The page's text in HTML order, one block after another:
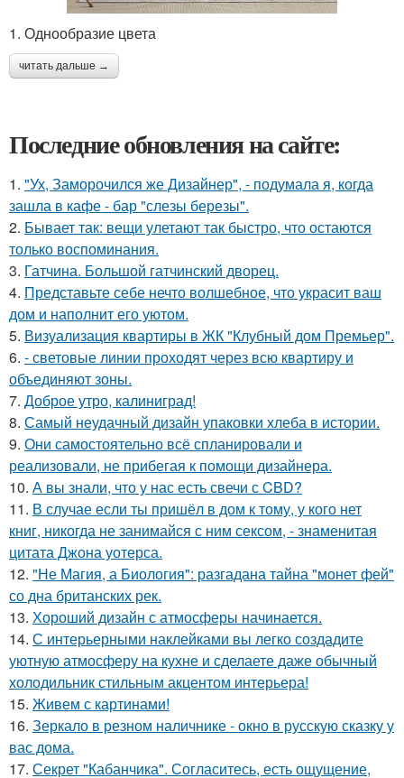
1. Однообразие цвета
читать дальше →
Последние обновления на сайте:
1. "Ух, Заморочился же Дизайнер", - подумала я, когда
зашла в кафе - бар "слезы березы".
2. Бывает так: вещи улетают так быстро, что остаются
только воспоминания.
3. Гатчина. Большой гатчинский дворец.
4. Представьте себе нечто волшебное, что украсит ваш
дом и наполнит его уютом.
5. Визуализация квартиры в ЖК "Клубный дом Премьер".
6. - световые линии проходят через всю квартиру и
объединяют зоны.
7. Доброе утро, калиниград!
8. Самый неудачный дизайн упаковки хлеба в истории.
9. Они самостоятельно всё спланировали и
реализовали, не прибегая к помощи дизайнера.
10. А вы знали, что у нас есть свечи с CBD?
11. В случае если ты пришёл в дом к тому, у кого нет
книг, никогда не занимайся с ним сексом, - знаменитая
цитата Джона уотерса.
12. "Не Магия, а Биология": разгадана тайна "монет фей"
со дна британских рек.
13. Хороший дизайн с атмосферы начинается.
14. С интерьерными наклейками вы легко создадите
уютную атмосферу на кухне и сделаете даже обычный
холодильник стильным акцентом интерьера!
15. Живем с картинами!
16. Зеркало в резном наличнике - окно в русскую сказку у
вас дома.
17. Секрет "Кабанчика". Согласитесь, есть ощущение,